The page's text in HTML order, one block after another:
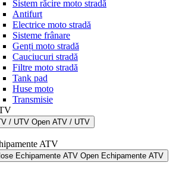
Sistem răcire moto stradă
Antifurt
Electrice moto stradă
Sisteme frânare
Genți moto stradă
Cauciucuri stradă
Filtre moto stradă
Tank pad
Huse moto
Transmisie
/ UTV Open ATV / UTV
ATV
Echipamente ATV Open Echipamente ATV